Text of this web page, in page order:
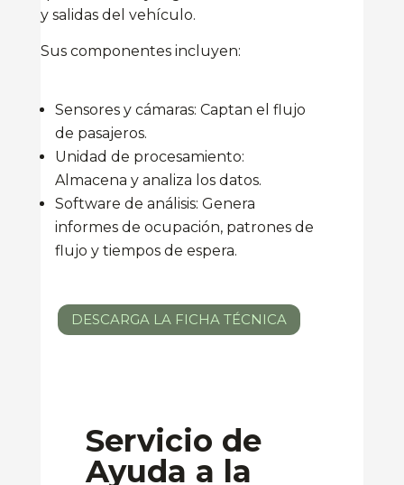
y salidas del vehículo.
Sus componentes incluyen:
Sensores y cámaras: Captan el flujo
de pasajeros.
Unidad de procesamiento:
Almacena y analiza los datos.
Software de análisis: Genera
informes de ocupación, patrones de
flujo y tiempos de espera.
DESCARGA LA FICHA TÉCNICA
Servicio de
Ayuda a la